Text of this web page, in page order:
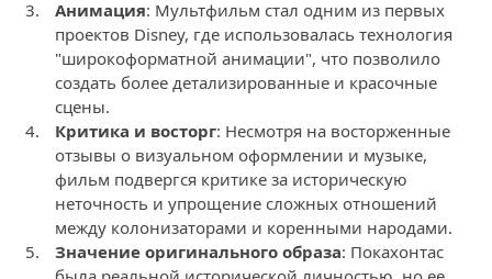
Анимация: Мультфильм стал одним из первых
проектов Disney, где использовалась технология
"широкоформатной анимации", что позволило
создать более детализированные и красочные
сцены.
Критика и восторг: Несмотря на восторженные
отзывы о визуальном оформлении и музыке,
фильм подвергся критике за историческую
неточность и упрощение сложных отношений
между колонизаторами и коренными народами.
Значение оригинального образа: Покахонтас